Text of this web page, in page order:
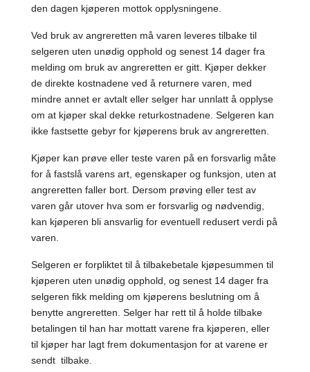
den dagen kjøperen mottok opplysningene.
Ved bruk av angreretten må varen leveres tilbake til
selgeren uten unødig opphold og senest 14 dager fra
melding om bruk av angreretten er gitt. Kjøper dekker
de direkte kostnadene ved å returnere varen, med
mindre annet er avtalt eller selger har unnlatt å opplyse
om at kjøper skal dekke returkostnadene. Selgeren kan
ikke fastsette gebyr for kjøperens bruk av angreretten.
Kjøper kan prøve eller teste varen på en forsvarlig måte
for å fastslå varens art, egenskaper og funksjon, uten at
angreretten faller bort. Dersom prøving eller test av
varen går utover hva som er forsvarlig og nødvendig,
kan kjøperen bli ansvarlig for eventuell redusert verdi på
varen.
Selgeren er forpliktet til å tilbakebetale kjøpesummen til
kjøperen uten unødig opphold, og senest 14 dager fra
selgeren fikk melding om kjøperens beslutning om å
benytte angreretten. Selger har rett til å holde tilbake
betalingen til han har mottatt varene fra kjøperen, eller
til kjøper har lagt frem dokumentasjon for at varene er
sendt tilbake.